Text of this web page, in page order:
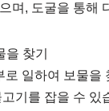
며, 도굴을 통해
찾기
일하여 보물
기를 잡을 수